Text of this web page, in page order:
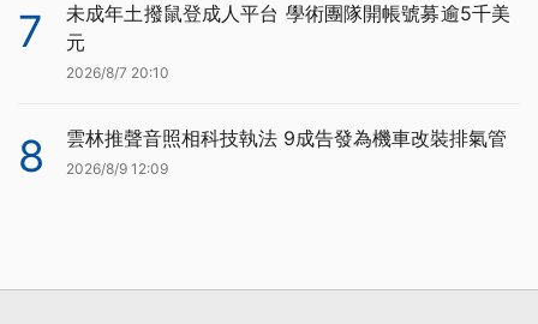
7
未成年土撥鼠登成人平台 學術團隊開帳號募逾5千美
元
2026/8/7 20:10
8 雲林推聲音照相科技執法 9成告發為機車改裝排氣管
2026/8/9 12:09